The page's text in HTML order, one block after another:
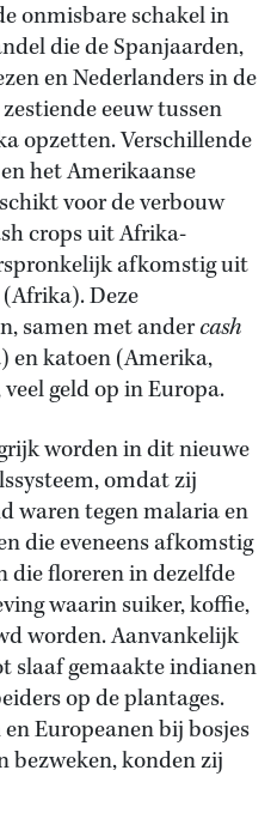
onmisbare schakel in
die de Spanjaarden,
en Nederlanders in de
eeuw tussen
opzetten. Verschillende
het Amerikaanse
voor de verbouw
crops uit Afrika-
afkomstig uit
Deze
samen met andercash
en katoen (Amerika,
geld op in Europa.
worden in dit nieuwe
omdat zij
waren tegen malaria en
die eveneens afkomstig
die floreren in dezelfde
waarin suiker, koffie,
worden. Aanvankelijk
slaaf gemaakte indianen
op de plantages.
Europeanen bij bosjes
bezweken, konden zij